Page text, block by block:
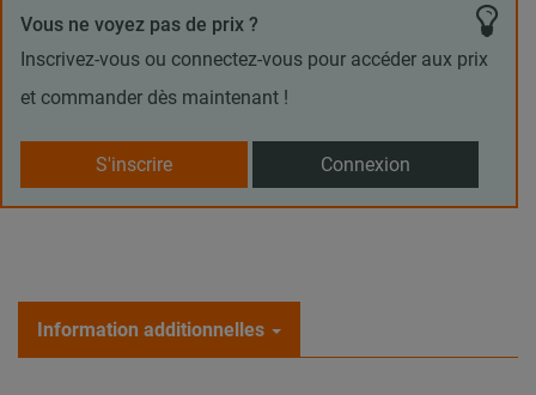
Vous ne voyez pas de prix ?
Inscrivez-vous ou connectez-vous pour accéder aux prix
et commander dès maintenant !
S'inscrire Connexion
Information additionnelles